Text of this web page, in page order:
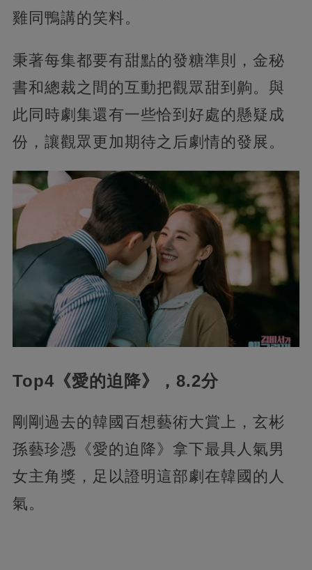
雞同鴨講的笑料。
秉著每集都要有甜點的發糖準則，金秘
書和總裁之間的互動把觀眾甜到齁。與
此同時劇集還有一些恰到好處的懸疑成
份，讓觀眾更加期待之后劇情的發展。
Top4《愛的迫降》，8.2分
剛剛過去的韓國百想藝術大賞上，玄彬
孫藝珍憑《愛的迫降》拿下最具人氣男
女主角獎，足以證明這部劇在韓國的人
氣。